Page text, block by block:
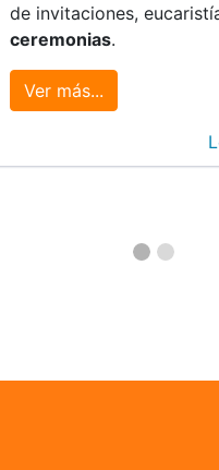
de invitaciones,
ceremonias.
Ver más...